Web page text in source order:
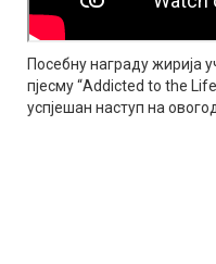
Посебну награду жирија
пјесму “Addicted to the
успјешан наступ на